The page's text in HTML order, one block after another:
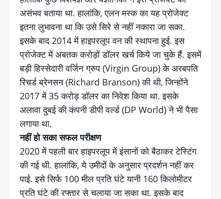
असंभव बताया था. हालांकि, एलन मस्क का यह प्रोजेक्ट
इतना लुभावना था कि उसे सिरे से नहीं नकारा जा सका.
इसके बाद 2014 में हाइपरलूप वन की स्थापना हुई. इस
प्रोजेक्ट में अबतक करोड़ों डॉलर खर्च किये जा चुके हैं. इसमें
बड़ी हिस्सेदारी वर्जिन ग्रुप (Virgin Group) के अरबपति
रिचर्ड ब्रेनसन (Richard Branson) की थी, जिन्होंने
2017 में 35 करोड़ डॉलर का निवेश किया था. इसके
अलावा दुबई की कंपनी डीपी वर्ल्ड (DP World) ने भी पैसा
लगाया था.
नहीं हो सका सफल परीक्षण
2020 में पहली बार हाइपरलूप में इंसानों को बैठाकर टेस्टिंग
की गई थी. हालांकि, ये उमीदों के अनुसार प्रदर्शन नहीं कर
पाई. इसे सिर्फ 100 मील प्रति घंटे यानी 160 किलोमीटर
प्रति घंटे की रफ्तार से चलाया जा सका था. इसके बाद